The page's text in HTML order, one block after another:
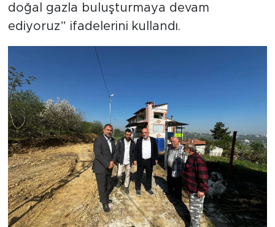
doğal gazla buluşturmaya devam
ediyoruz” ifadelerini kullandı.